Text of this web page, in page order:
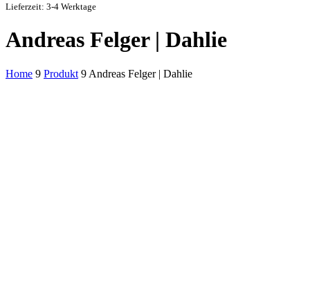
Lieferzeit: 3-4 Werktage
Andreas Felger | Dahlie
Home 9 Produkt 9 Andreas Felger | Dahlie